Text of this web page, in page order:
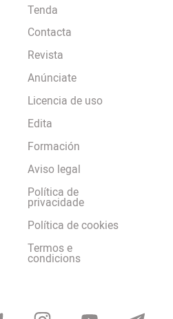
Tenda
Contacta
Revista
Anúnciate
Licencia de uso
Edita
Formación
Aviso legal
Política de
privacidade
Política de cookies
Termos e
condicions